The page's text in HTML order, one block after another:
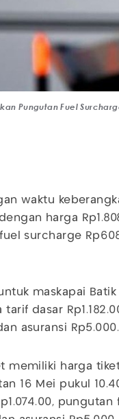
Pungutan Fuel
waktu
harga
fuel surcharge
maskapai Batik
dasar
asuransi Rp5.000.
memiliki harga
16 Mei pukul